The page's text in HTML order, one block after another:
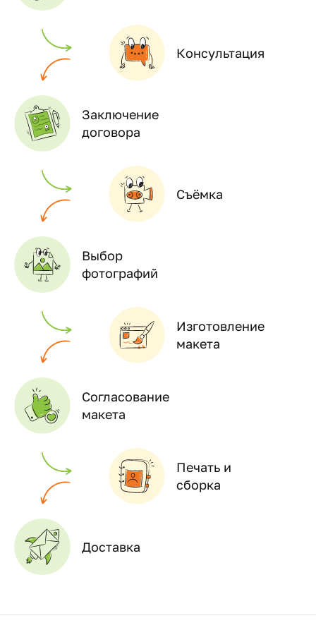
Консультация
Заключение
договора
Съёмка
Выбор
фотографий
Изготовление
макета
Согласование
макета
Печать и
сборка
Доставка